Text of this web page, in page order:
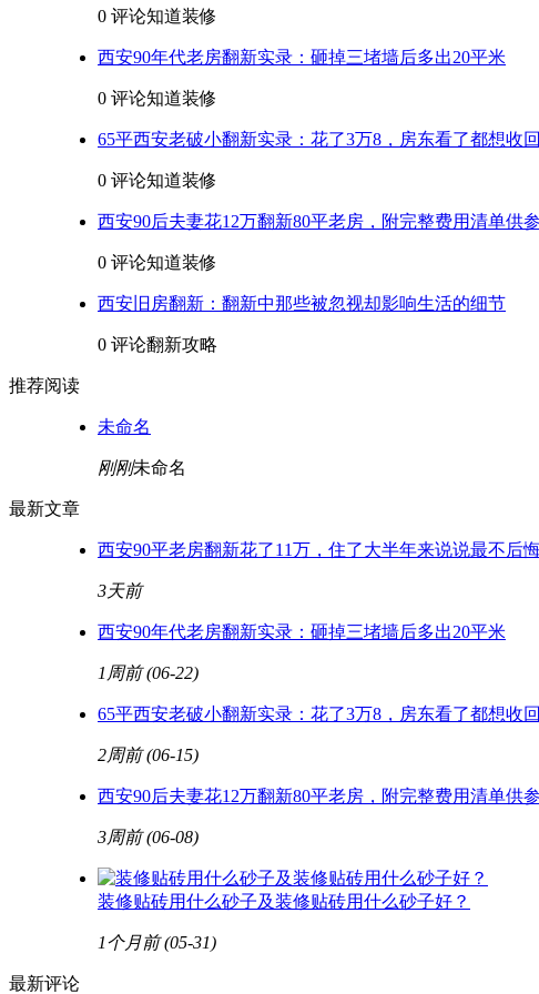
0 评论知道装修
西安90年代老房翻新实录：砸掉三堵墙后多出20平米
0 评论知道装修
65平西安老破小翻新实录：花了3万8，房东看了都想收
0 评论知道装修
西安90后夫妻花12万翻新80平老房，附完整费用清单供
0 评论知道装修
西安旧房翻新：翻新中那些被忽视却影响生活的细节
0 评论翻新攻略
推荐阅读
未命名
刚刚未命名
最新文章
西安90平老房翻新花了11万，住了大半年来说说最不后
3天前
西安90年代老房翻新实录：砸掉三堵墙后多出20平米
1周前(06-22)
65平西安老破小翻新实录：花了3万8，房东看了都想收
2周前(06-15)
西安90后夫妻花12万翻新80平老房，附完整费用清单供
3周前(06-08)
装修贴砖用什么砂子及装修贴砖用什么砂子好？
1个月前(05-31)
最新评论